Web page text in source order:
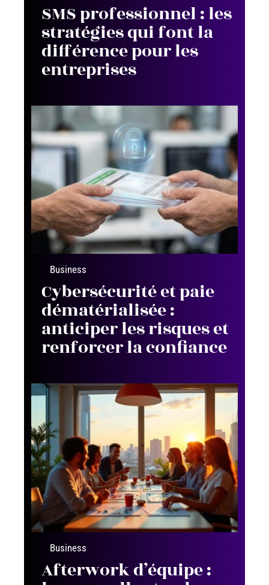
SMS professionnel : les
stratégies qui font la
différence pour les
entreprises
Business
Cybersécurité et paie
dématérialisée :
anticiper les risques et
renforcer la confiance
Business
Afterwork d’équipe :